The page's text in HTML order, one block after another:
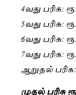
4வது பரிசு:
5வது பரிசு:
6வது பரிசு:
7வது பரிசு:
ஆறுதல் பரிசு:
முதல்